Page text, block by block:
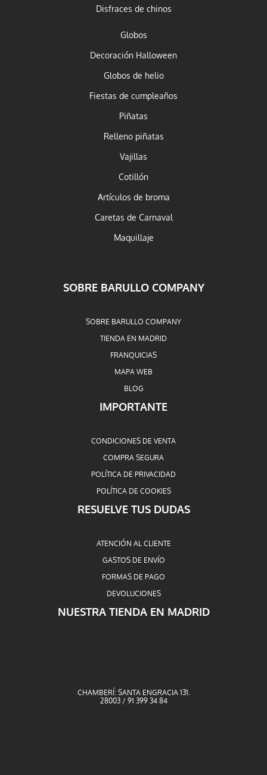
Disfraces de chinos
Globos
Decoración Halloween
Globos de helio
Fiestas de cumpleaños
Piñatas
Relleno piñatas
Vajillas
Cotillón
Artículos de broma
Caretas de Carnaval
Maquillaje
SOBRE BARULLO COMPANY
SOBRE BARULLO COMPANY
TIENDA EN MADRID
FRANQUICIAS
MAPA WEB
BLOG
IMPORTANTE
CONDICIONES DE VENTA
COMPRA SEGURA
POLÍTICA DE PRIVACIDAD
POLÍTICA DE COOKIES
RESUELVE TUS DUDAS
ATENCIÓN AL CLIENTE
GASTOS DE ENVÍO
FORMAS DE PAGO
DEVOLUCIONES
NUESTRA TIENDA EN MADRID
CHAMBERÍ: SANTA ENGRACIA 131.
28003 / 91 399 34 84